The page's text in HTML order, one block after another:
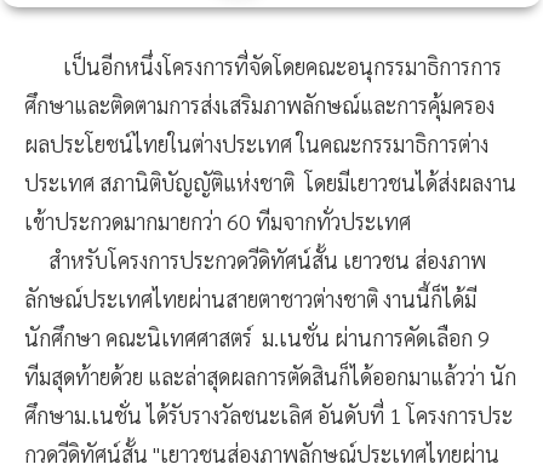
เป็นอีกหนึ่งโครงการที่จัดโดยคณะอนุกรรมาธิการการ
ศึกษาและติดตามการส่งเสริมภาพลักษณ์และการคุ้มครอง
ผลประโยชน์ไทยในต่างประเทศ ในคณะกรรมาธิการต่าง
ประเทศ สภานิติบัญญัติแห่งชาติ โดยมีเยาวชนได้ส่งผลงาน
เข้าประกวดมากมายกว่า 60 ทีมจากทั่วประเทศ
สำหรับโครงการประกวดวีดิทัศน์สั้น เยาวชน ส่องภาพ
ลักษณ์ประเทศไทยผ่านสายตาชาวต่างชาติ งานนี้ก็ได้มี
นักศึกษา คณะนิเทศศาสตร์ ม.เนชั่น ผ่านการคัดเลือก 9
ทีมสุดท้ายด้วย และล่าสุดผลการตัดสินก็ได้ออกมาแล้วว่า นัก
ศึกษาม.เนชั่น ได้รับรางวัลชนะเลิศ อันดับที่ 1 โครงการประ
กวดวีดิทัศน์สั้น "เยาวชนส่องภาพลักษณ์ประเทศไทยผ่าน